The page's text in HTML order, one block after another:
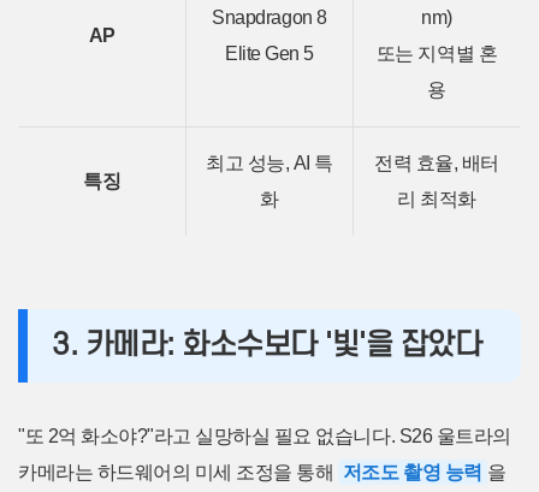
AP
Snapdragon 8
Elite Gen 5
nm)
또는 지역별 혼
용
특징
최고 성능, AI 특
화
전력 효율, 배터
리 최적화
3. 카메라: 화소수보다 '빛'을 잡았다
"또 2억 화소야?"라고 실망하실 필요 없습니다. S26 울트라의
카메라는 하드웨어의 미세 조정을 통해
저조도 촬영 능력 을